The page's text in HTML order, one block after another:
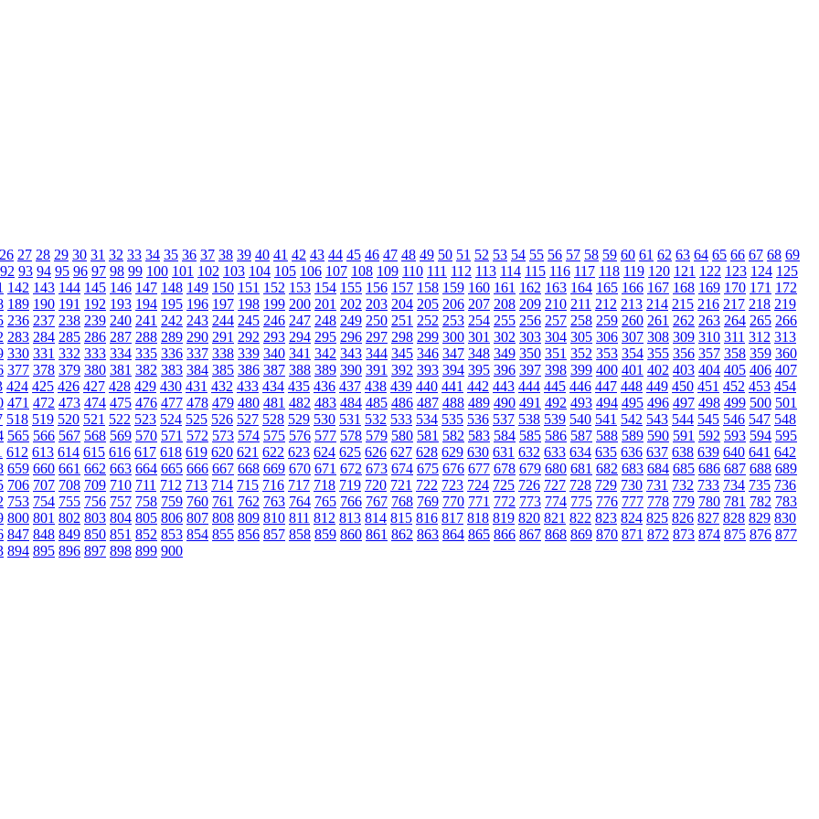
26 27 28 29 30 31 32 33 34 35 36 37 38 39 40 41 42 43 44 45 46 47 48 49 50 51 52 53 54 55 56 57 58 59 60 61 62 63 64 65 66 67 68 69
92 93 94 95 96 97 98 99 100 101 102 103 104 105 106 107 108 109 110 111 112 113 114 115 116 117 118 119 120 121 122 123 124 125
142 143 144 145 146 147 148 149 150 151 152 153 154 155 156 157 158 159 160 161 162 163 164 165 166 167 168 169 170 171 172
189 190 191 192 193 194 195 196 197 198 199 200 201 202 203 204 205 206 207 208 209 210 211 212 213 214 215 216 217 218 219
236 237 238 239 240 241 242 243 244 245 246 247 248 249 250 251 252 253 254 255 256 257 258 259 260 261 262 263 264 265 266
283 284 285 286 287 288 289 290 291 292 293 294 295 296 297 298 299 300 301 302 303 304 305 306 307 308 309 310 311 312 313
330 331 332 333 334 335 336 337 338 339 340 341 342 343 344 345 346 347 348 349 350 351 352 353 354 355 356 357 358 359 360
377 378 379 380 381 382 383 384 385 386 387 388 389 390 391 392 393 394 395 396 397 398 399 400 401 402 403 404 405 406 407
424 425 426 427 428 429 430 431 432 433 434 435 436 437 438 439 440 441 442 443 444 445 446 447 448 449 450 451 452 453 454
471 472 473 474 475 476 477 478 479 480 481 482 483 484 485 486 487 488 489 490 491 492 493 494 495 496 497 498 499 500 501
518 519 520 521 522 523 524 525 526 527 528 529 530 531 532 533 534 535 536 537 538 539 540 541 542 543 544 545 546 547 548
565 566 567 568 569 570 571 572 573 574 575 576 577 578 579 580 581 582 583 584 585 586 587 588 589 590 591 592 593 594 595
612 613 614 615 616 617 618 619 620 621 622 623 624 625 626 627 628 629 630 631 632 633 634 635 636 637 638 639 640 641 642
659 660 661 662 663 664 665 666 667 668 669 670 671 672 673 674 675 676 677 678 679 680 681 682 683 684 685 686 687 688 689
706 707 708 709 710 711 712 713 714 715 716 717 718 719 720 721 722 723 724 725 726 727 728 729 730 731 732 733 734 735 736
753 754 755 756 757 758 759 760 761 762 763 764 765 766 767 768 769 770 771 772 773 774 775 776 777 778 779 780 781 782 783
800 801 802 803 804 805 806 807 808 809 810 811 812 813 814 815 816 817 818 819 820 821 822 823 824 825 826 827 828 829 830
847 848 849 850 851 852 853 854 855 856 857 858 859 860 861 862 863 864 865 866 867 868 869 870 871 872 873 874 875 876 877
894 895 896 897 898 899 900